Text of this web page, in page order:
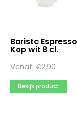
Barista Espresso
Kop wit 8 cl.
Vanaf: €2,90
Bekijk product
Artikel lengte
115
Inhoud randvol
0